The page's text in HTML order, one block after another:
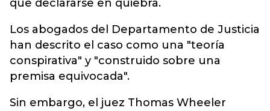
que declararse en quiebra.
Los abogados del Departamento de Justicia
han descrito el caso como una "teoría
conspirativa" y "construido sobre una
premisa equivocada".
Sin embargo, el juez Thomas Wheeler